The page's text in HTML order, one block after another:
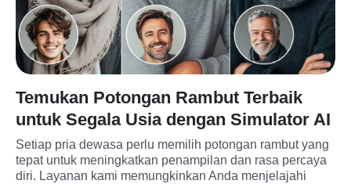
Temukan Potongan Rambut Terbaik
untuk Segala Usia dengan Simulator AI
Setiap pria dewasa perlu memilih potongan rambut yang
tepat untuk meningkatkan penampilan dan rasa percaya
diri. Layanan kami memungkinkan Anda menjelajahi